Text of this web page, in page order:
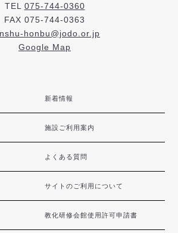
TEL 075-744-0360
FAX 075-744-0363
honbu@jodo.or.jp
Google Map
新着情報
施設ご利用案内
よくある質問
サイトのご利用について
教化研修会館使用許可申請書